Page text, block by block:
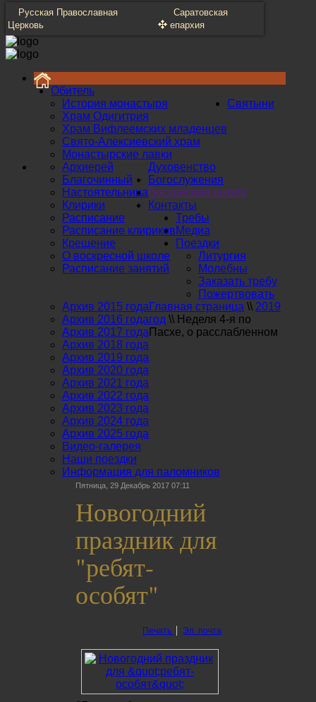
Русская Православная
Церковь
Саратовская
епархия
Обитель
История монастыря
Храм Одигитрия
Храм Вифлеемских младенцев
Свято-Алексиевский храм
Монастырские лавки
Святыни
Духовенство
Архиерей
Благочинный
Настоятельница
Клирики
Богослужения
Расписание
Расписание клириков
Крещение
Воскресная школа
О воскресной школе
Расписание занятий
Контакты
Требы
Литургия
Молебны
Заказать требу
Пожертвовать
Медиа
Архив 2015 года
Архив 2016 года
Архив 2017 года
Архив 2018 года
Архив 2019 года
Архив 2020 года
Архив 2021 года
Архив 2022 года
Архив 2023 года
Архив 2024 года
Архив 2025 года
Видео-галерея
Поездки
Наши поездки
Информация для паломников
Главная страница \\ 2019
год \\ Неделя 4-я по
Пасхе, о расслабленном
Пятница, 29 Декабрь 2017 07:11
Новогодний
праздник для
"ребят-
особят"
Печать Эл. почта